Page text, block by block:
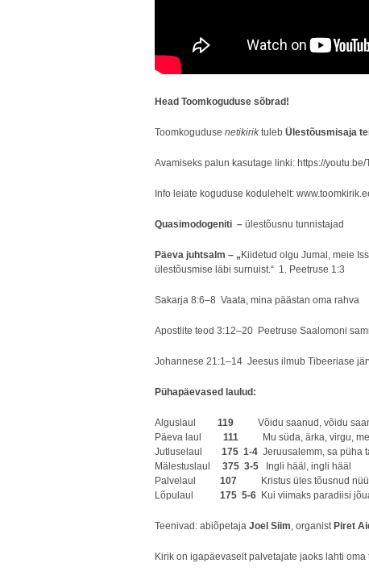
Head Toomkoguduse sõbrad!
Toomkoguduse netikirik tuleb Ülestõusmisaja
Avamiseks palun kasutage linki: https://
Info leiate koguduse kodulehelt:
Quasimodogeniti – ülestõusnu tunnistajad
Päeva juhtsalm – „ Kiidetud olgu Jumal, meie
ülestõusmise läbi surnuist.“ 1. Peetruse 1:3
Sakarja 8:6–8 Vaata, mina päästan oma rahva
Apostlite teod 3:12–20 Peetruse Saalomoni
Johannese 21:1–14 Jeesus ilmub Tibeeriase
Pühapäevased laulud:
Alguslaul 119
Võidu saanud, võidu
Päeva laul 111 Mu süda, ärka, virgu,
Jutluselaul 175 1-4 Jeruusalemm, sa püha
Mälestuslaul 375 3-5 Ingli hääl, ingli hääl
Palvelaul 107 Kristus üles tõusnud
Lõpulaul 175 5-6 Kui viimaks paradiisi
Teenivad: abiõpetaja Joel Siim, organist Piret
Kirik on igapäevaselt palvetajate jaoks lahti